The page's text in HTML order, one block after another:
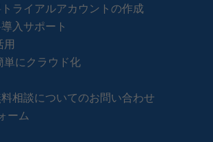
ライアルアカウントの作成
入サポート
用
単にクラウド化
相談についてのお問い合わせ
ーム